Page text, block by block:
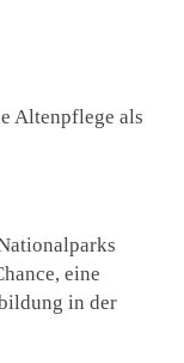
Altenpflege als
eine
in der